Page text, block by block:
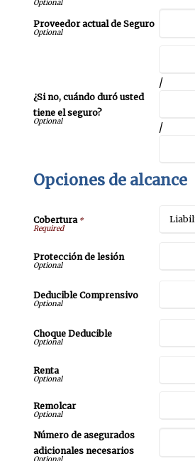
Proveedor actual de Seguro
¿Si no, cuándo duró usted
tiene el seguro?
/
/
Opciones de alcance
Cobertura*
Protección de lesión
Deducible Comprensivo
Choque Deducible
Renta
Remolcar
Número de asegurados
adicionales necesarios